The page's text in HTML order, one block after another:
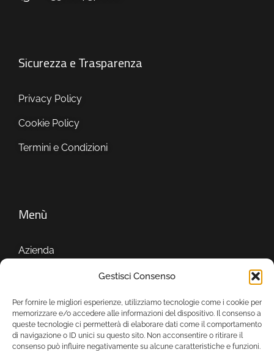
Gestisci Consenso
Per fornire le migliori esperienze, utilizziamo tecnologie come i cookie per
memorizzare e/o accedere alle informazioni del dispositivo. Il consenso a
queste tecnologie ci permetterà di elaborare dati come il comportamento
di navigazione o ID unici su questo sito. Non acconsentire o ritirare il
consenso può influire negativamente su alcune caratteristiche e funzioni.
Sicurezza e Trasparenza
Privacy Policy
Cookie Policy
Termini e Condizioni
Menù
Azienda
Showroom